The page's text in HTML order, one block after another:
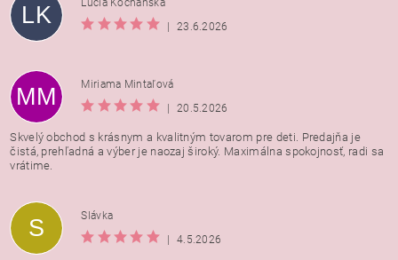
Vložením hodnotenie súhlasíte s
osobných údajov
LK
Lucia Kochanská
|
23.6.2026
MM
Miriama Mintaľová
|
20.5.2026
Skvelý obchod s krásnym a kvalitným tovarom pre deti. Predajňa je
čistá, prehľadná a výber je naozaj široký. Maximálna spokojnosť, radi sa
vrátime.
S
Slávka
|
4.5.2026